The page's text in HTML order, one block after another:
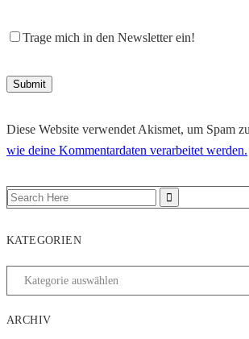
Trage mich in den Newsletter ein!
Diese Website verwendet Akismet, um Spam
wie deine Kommentardaten verarbeitet werden.
KATEGORIEN
ARCHIV